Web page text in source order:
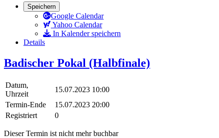
Speichern
Google Calendar
Yahoo Calendar
In Kalender speichern
Details
Badischer Pokal (Halbfinale)
Datum,
Uhrzeit
15.07.2023 10:00
Termin-Ende
15.07.2023 20:00
Registriert
0
Dieser Termin ist nicht mehr buchbar